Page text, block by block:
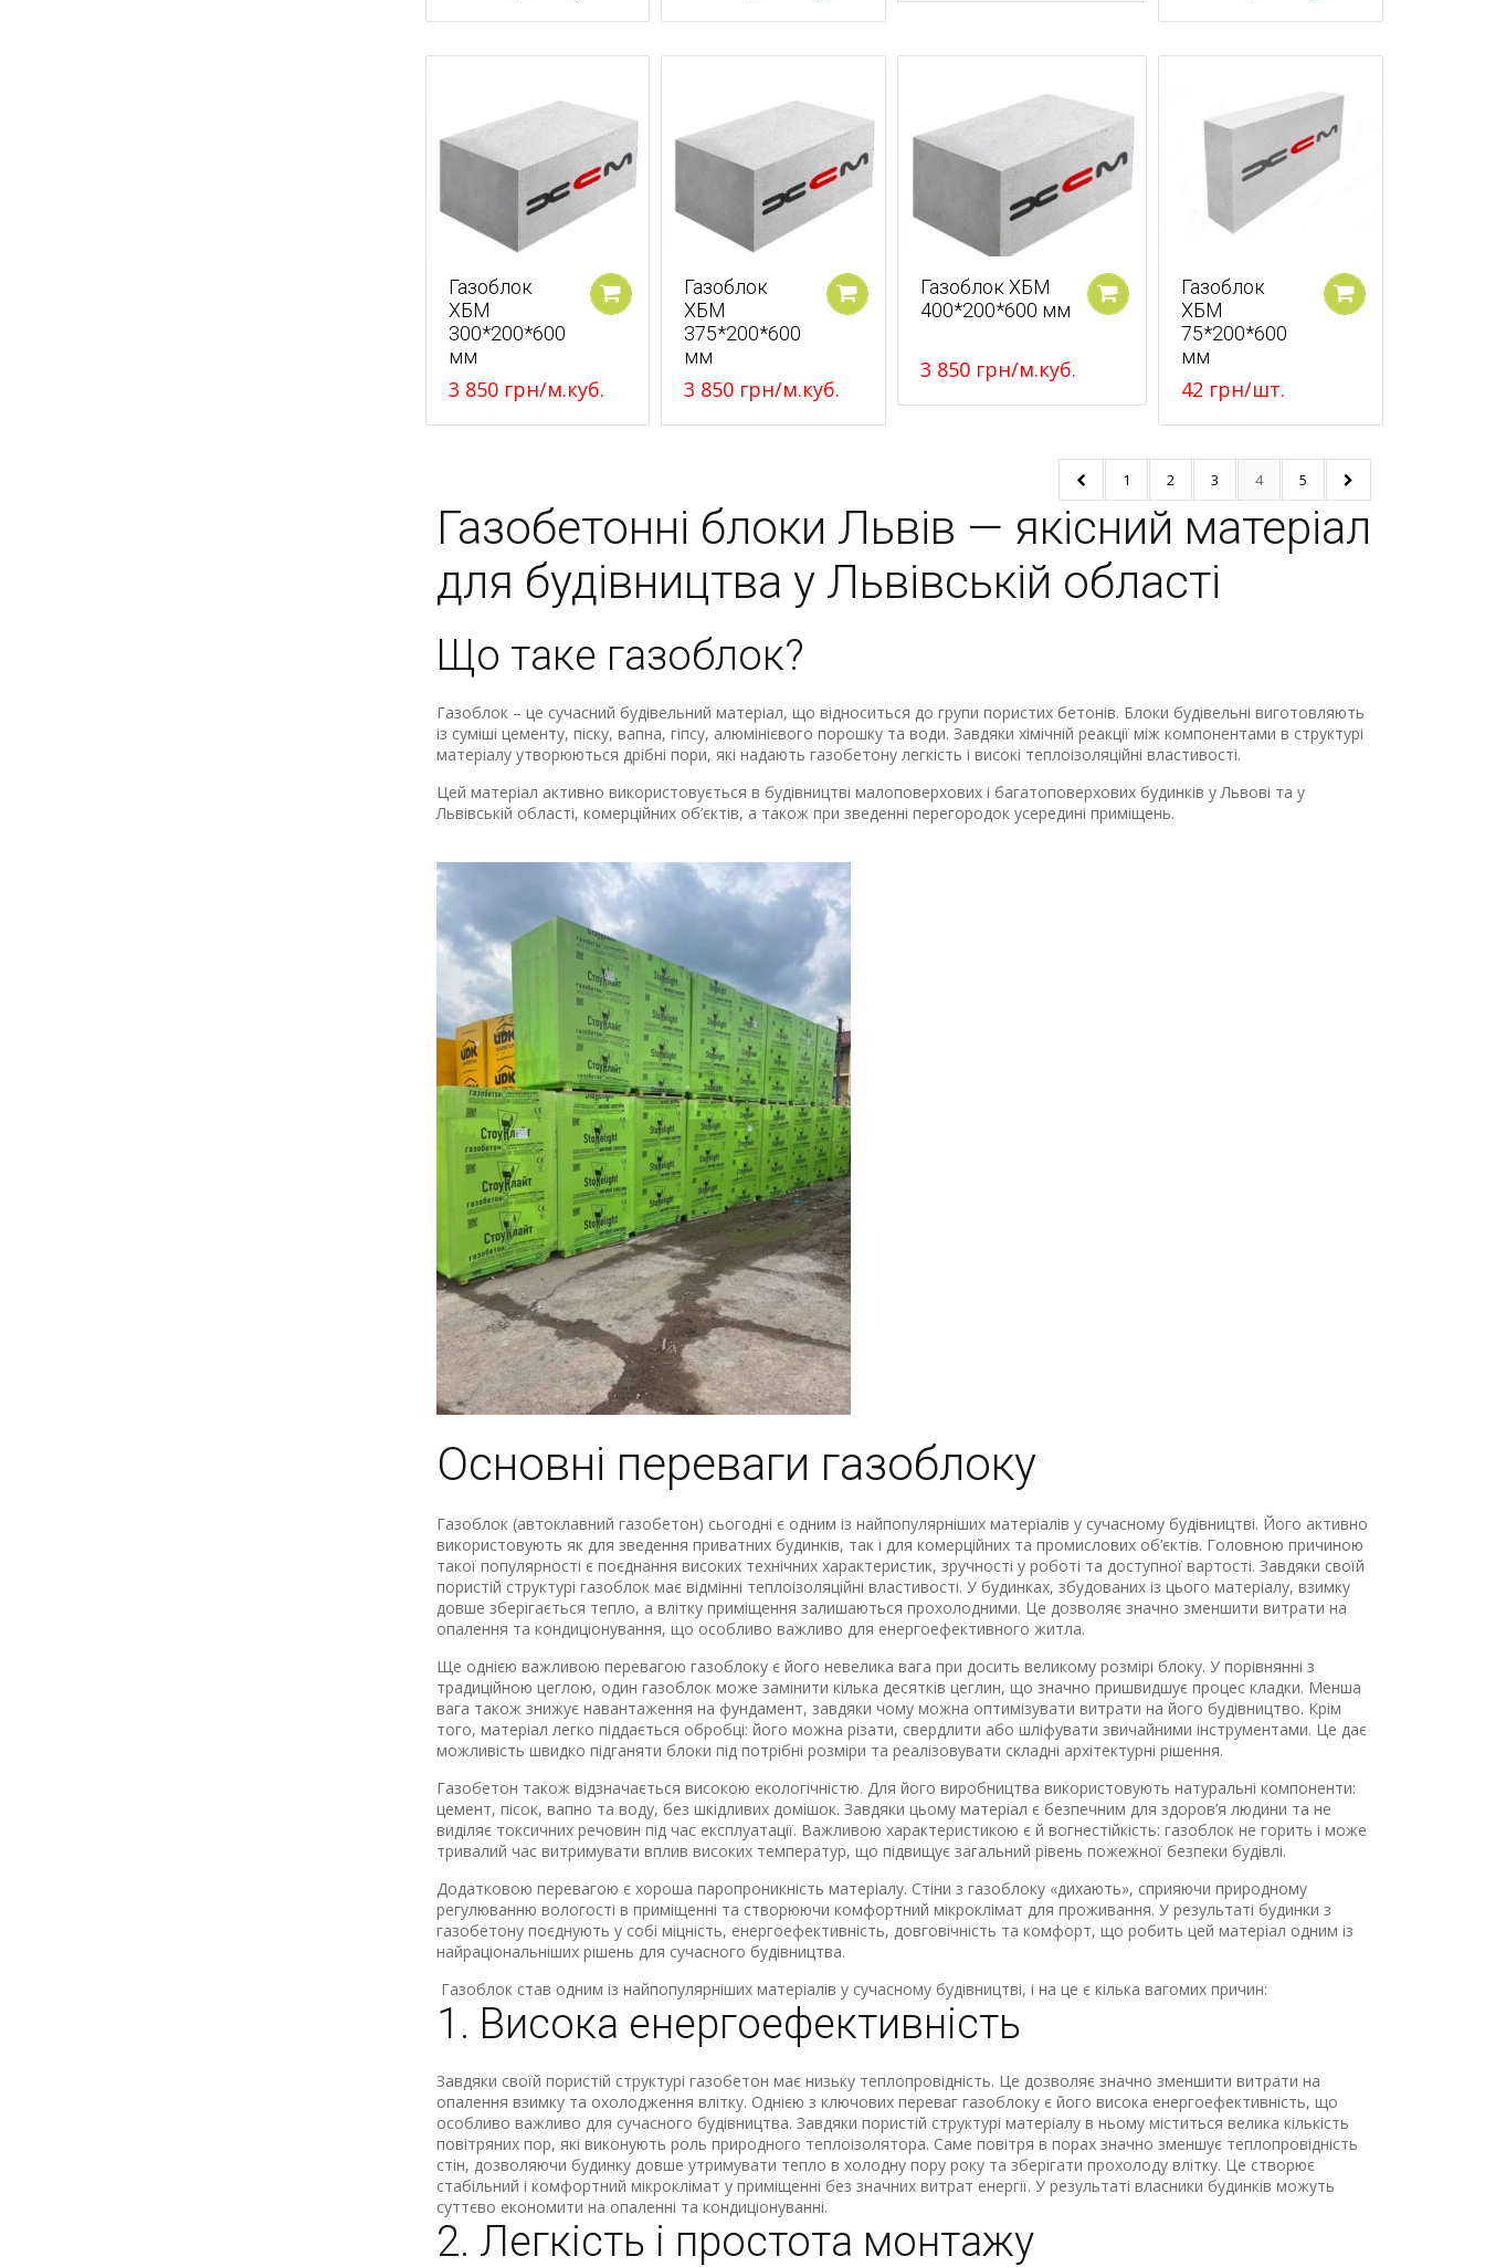
Газоблок
ХБМ
300*200*600
мм
3 850грн/м.куб.
Газоблок
ХБМ
375*200*600
мм
3 850 грн/м.куб.
Газоблок ХБМ
400*200*600 мм
3 850 грн/м.куб.
Газоблок
ХБМ
75*200*600
мм
42 грн/шт.
1 2 3 4 5
Газобетонні блоки Львів — якісний матеріал
для будівництва у Львівській області
Що таке газоблок?
Газоблок – це сучасний будівельний матеріал, що відноситься до групи пористих бетонів. Блоки будівельні виготовляють
із суміші цементу, піску, вапна, гіпсу, алюмінієвого порошку та води. Завдяки хімічній реакції між компонентами в структурі
матеріалу утворюються дрібні пори, які надають газобетону легкість і високі теплоізоляційні властивості.
Цей матеріал активно використовується в будівництві малоповерхових і багатоповерхових будинків у Львові та у
Львівській області, комерційних об’єктів, а також при зведенні перегородок усередині приміщень.
Основні переваги газоблоку
Газоблок (автоклавний газобетон) сьогодні є одним із найпопулярніших матеріалів у сучасному будівництві. Його активно
використовують як для зведення приватних будинків, так і для комерційних та промислових об’єктів. Головною причиною
такої популярності є поєднання високих технічних характеристик, зручності у роботі та доступної вартості. Завдяки своїй
пористій структурі газоблок має відмінні теплоізоляційні властивості. У будинках, збудованих із цього матеріалу, взимку
довше зберігається тепло, а влітку приміщення залишаються прохолодними. Це дозволяє значно зменшити витрати на
опалення та кондиціонування, що особливо важливо для енергоефективного житла.
Ще однією важливою перевагою газоблоку є його невелика вага при досить великому розмірі блоку. У порівнянні з
традиційною цеглою, один газоблок може замінити кілька десятків цеглин, що значно пришвидшує процес кладки. Менша
вага також знижує навантаження на фундамент, завдяки чому можна оптимізувати витрати на його будівництво. Крім
того, матеріал легко піддається обробці: його можна різати, свердлити або шліфувати звичайними інструментами. Це дає
можливість швидко підганяти блоки під потрібні розміри та реалізовувати складні архітектурні рішення.
Газобетон також відзначається високою екологічністю. Для його виробництва використовують натуральні компоненти:
цемент, пісок, вапно та воду, без шкідливих домішок. Завдяки цьому матеріал є безпечним для здоров’я людини та не
виділяє токсичних речовин під час експлуатації. Важливою характеристикою є й вогнестійкість: газоблок не горить і може
тривалий час витримувати вплив високих температур, що підвищує загальний рівень пожежної безпеки будівлі.
Додатковою перевагою є хороша паропроникність матеріалу. Стіни з газоблоку «дихають», сприяючи природному
регулюванню вологості в приміщенні та створюючи комфортний мікроклімат для проживання. У результаті будинки з
газобетону поєднують у собі міцність, енергоефективність, довговічність та комфорт, що робить цей матеріал одним із
найраціональніших рішень для сучасного будівництва.
Газоблок став одним із найпопулярніших матеріалів у сучасному будівництві, і на це є кілька вагомих причин:
1. Висока енергоефективність
Завдяки своїй пористій структурі газобетон має низьку теплопровідність. Це дозволяє значно зменшити витрати на
опалення взимку та охолодження влітку. Однією з ключових переваг газоблоку є його висока енергоефективність, що
особливо важливо для сучасного будівництва. Завдяки пористій структурі матеріалу в ньому міститься велика кількість
повітряних пор, які виконують роль природного теплоізолятора. Саме повітря в порах значно зменшує теплопровідність
стін, дозволяючи будинку довше утримувати тепло в холодну пору року та зберігати прохолоду влітку. Це створює
стабільний і комфортний мікроклімат у приміщенні без значних витрат енергії. У результаті власники будинків можуть
суттєво економити на опаленні та кондиціонуванні.
2. Легкість і простота монтажу